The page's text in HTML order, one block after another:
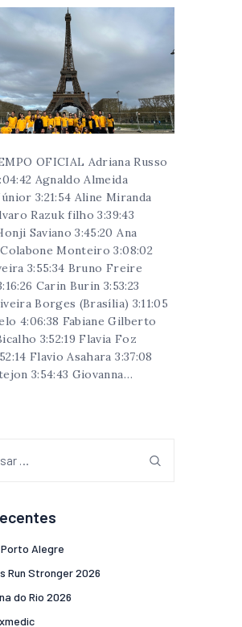
OFICIAL Adriana Russo
Agnaldo Almeida
3:21:54 Aline Miranda
Razuk filho 3:39:43
Saviano 3:45:20 Ana
Monteiro 3:08:02
3:55:34 Bruno Freire
Carin Burin 3:53:23
Borges (Brasília) 3:11:05
4:06:38 Fabiane Gilberto
3:52:19 Flavia Foz
Flavio Asahara 3:37:08
3:54:43 Giovanna…
Alegre
Run Stronger 2026
do Rio 2026